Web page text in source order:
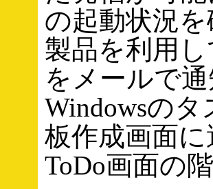
の起動状況
製品を利用
をメールで
Windowsの
板作成画面
ToDo画面の